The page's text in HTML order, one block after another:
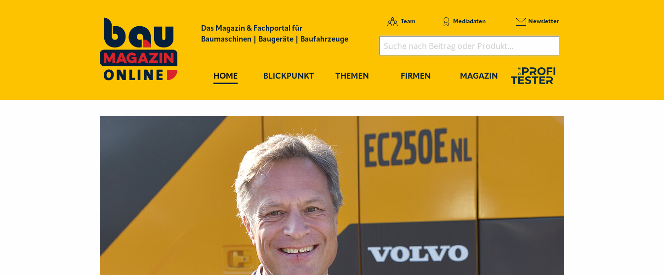
Das Magazin & Fachportal für
Baumaschinen | Baugeräte | Baufahrzeuge
Team Mediadaten Newsletter
HOME BLICKPUNKT THEMEN FIRMEN MAGAZIN